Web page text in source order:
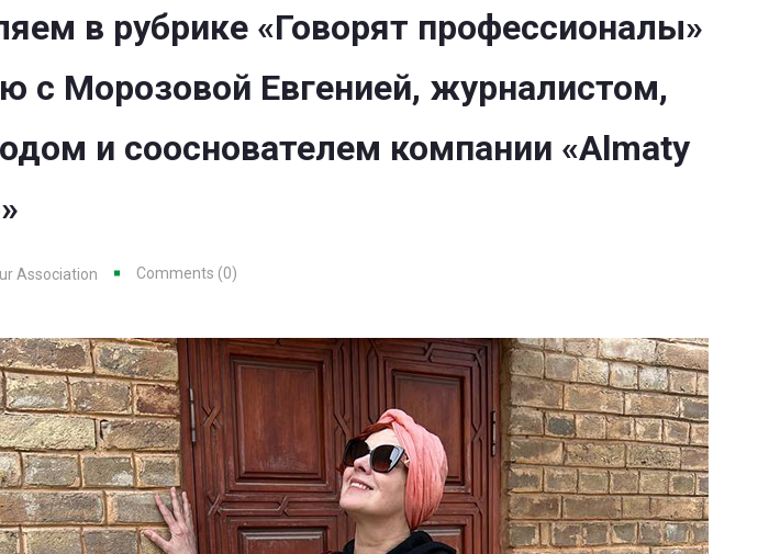
в рубрике «Говорят профессионалы»
с Морозовой Евгенией, журналистом,
и сооснователем компании «Almaty
Association Comments (0)